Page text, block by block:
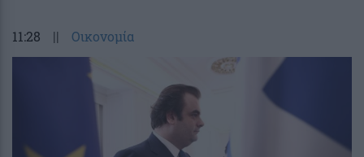
11:28 || Οικονομία